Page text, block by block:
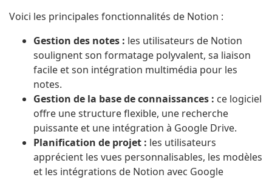
Voici les principales fonctionnalités de Notion :
Gestion des notes : les utilisateurs de Notion
soulignent son formatage polyvalent, sa liaison
facile et son intégration multimédia pour les
notes.
Gestion de la base de connaissances : ce logiciel
offre une structure flexible, une recherche
puissante et une intégration à Google Drive.
Planification de projet : les utilisateurs
apprécient les vues personnalisables, les modèles
et les intégrations de Notion avec Google